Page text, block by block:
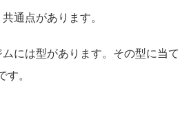
通点があります。
には型があります。その型に当て
す。